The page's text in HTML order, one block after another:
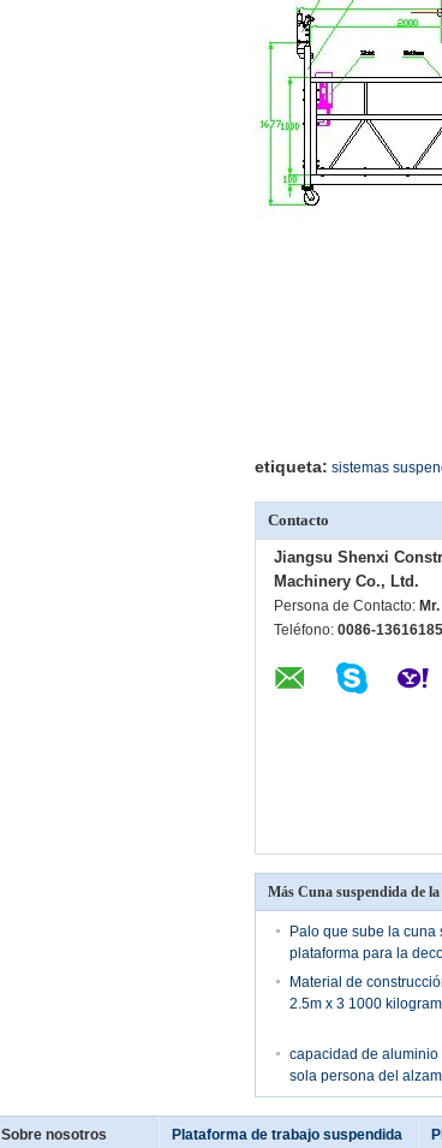
etiqueta: sistemas
Contacto
Jiangsu Shenxi
Machinery Co., Ltd.
Persona de Contacto:
Teléfono: 0086-
Más Cuna suspendida de
Palo que sube la
plataforma para la
Material de
2.5m x 3 1000
capacidad de
sola persona del
Sobre nosotros Plataforma de trabajo suspendida